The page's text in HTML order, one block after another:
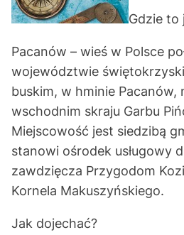
Gdzie to
Pacanów – wieś w Polsce
województwie
buskim, w hminie Pacanów,
wschodnim skraju Garbu
Miejscowość jest siedzibą
stanowi ośrodek usługowy
zawdzięcza Przygodom
Kornela Makuszyńskiego.
Jak dojechać?